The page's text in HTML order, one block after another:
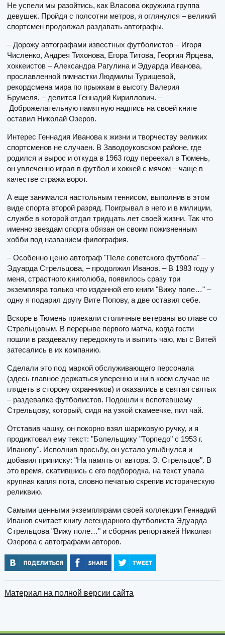
Не успели мы разойтись, как Власова окружила группа
девушек. Пройдя с полсотни метров, я оглянулся – великий
спортсмен продолжал раздавать автографы.
– Дорожу автографами известных футболистов – Игоря
Численко, Андрея Тихонова, Егора Титова, Георгия Ярцева,
хоккеистов – Александра Рагулина и Эдуарда Иванова,
прославленной гимнастки Людмилы Турищевой,
рекордсмена мира по прыжкам в высоту Валерия
Брумеля, – делится Геннадий Кириллович. –
Доброжелательную памятную надпись на своей книге
оставил Николай Озеров.
Интерес Геннадия Иванова к жизни и творчеству великих
спортсменов не случаен. В Заводоуковском районе, где
родился и вырос и откуда в 1963 году переехал в Тюмень,
он увлеченно играл в футбол и хоккей с мячом – чаще в
качестве стража ворот.
А еще занимался настольным теннисом, выполнив в этом
виде спорта второй разряд. Поигрывал в него и в милиции,
службе в которой отдал тридцать лет своей жизни. Так что
именно звездам спорта обязан он своим пожизненным
хобби под названием филография.
– Особенно ценю автограф "Пеле советского футбола" –
Эдуарда Стрельцова, – продолжил Иванов. – В 1983 году у
меня, страстного книголюба, появилось сразу три
экземпляра только что изданной его книги "Вижу поле…" –
одну я подарил другу Вите Попову, а две оставил себе.
Вскоре в Тюмень приехали столичные ветераны во главе со
Стрельцовым. В перерыве первого матча, когда гости
пошли в раздевалку передохнуть и выпить чаю, мы с Витей
затесались в их компанию.
Сделали это под маркой обслуживающего персонала
(здесь главное держаться уверенно и ни в коем случае не
глядеть в сторону охранников) и оказались в святая святых
– раздевалке футболистов. Подошли к вспотевшему
Стрельцову, который, сидя на узкой скамеечке, пил чай.
Отставив чашку, он покорно взял шариковую ручку, и я
продиктовал ему текст: "Болельщику "Торпедо" с 1953 г.
Иванову". Исполнив просьбу, он устало улыбнулся и
добавил приписку: "На память от автора. Э. Стрельцов". В
это время, скатившись с его подбородка, на текст упала
крупная капля пота, словно печатью скрепив историческую
реликвию.
Самыми ценными экземплярами своей коллекции Геннадий
Иванов считает книгу легендарного футболиста Эдуарда
Стрельцова "Вижу поле…" и сборник репортажей Николая
Озерова с автографами авторов.
Материал на полной версии сайта